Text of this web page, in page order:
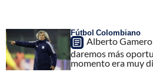
Fútbol Colombiano
Alberto
daremos más
momento era muy